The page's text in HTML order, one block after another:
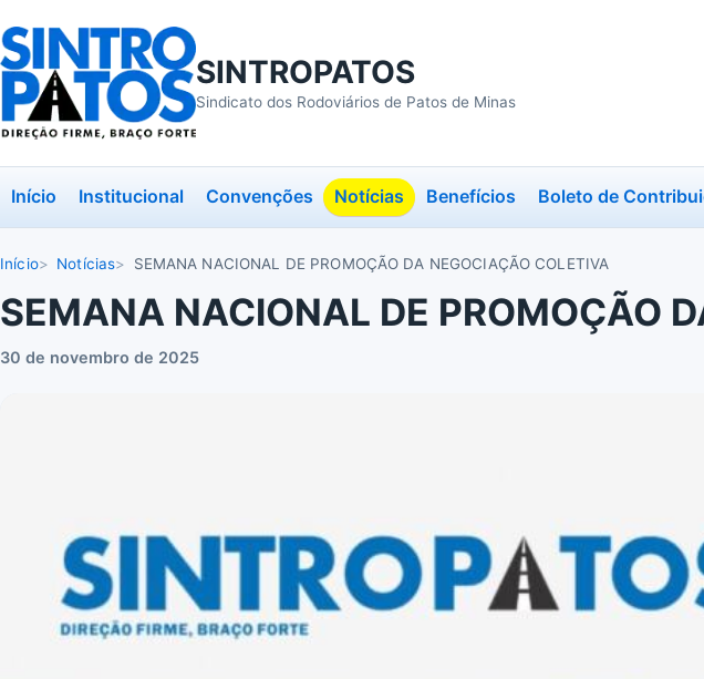
SINTROPATOS
Sindicato dos Rodoviários de Patos de Minas
Início Institucional Convenções Notícias Benefícios Boleto de
Início Notícias SEMANA NACIONAL DE PROMOÇÃO DA NEGOCIAÇÃO COLETIVA
SEMANA NACIONAL DE PROMOÇÃO
30 de novembro de 2025